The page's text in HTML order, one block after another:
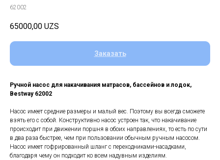
62002
65000,00 UZS
Заказать
Ручной насос для накачивания матрасов, бассейнов и лодок,
Bestway 62002
Насос имеет средние размеры и малый вес. Поэтому вы всегда сможете
взять его с собой. Конструктивно насос устроен так, что накачивание
происходит при движении поршня в обоих направлениях, то есть по сути
в два раза быстрее, чем при пользовании обычным ручным насосом.
Насос имеет гофрированный шланг с переходниками-насадками,
благодаря чему он подходит ко всем надувным изделиям.